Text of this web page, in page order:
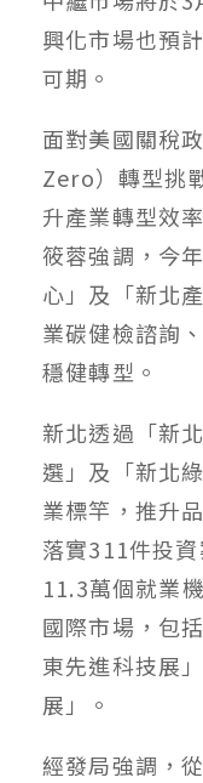
興化市場也預
可期。
面對美國關稅
Zero）轉型挑
升產業轉型效
筱蓉強調，今
心」及「新北
業碳健檢諮詢
穩健轉型。
新北透過「新
選」及「新北
業標竿，推升
落實311件投
11.3萬個就業
國際市場，包
東先進科技展
展」。
經發局強調，